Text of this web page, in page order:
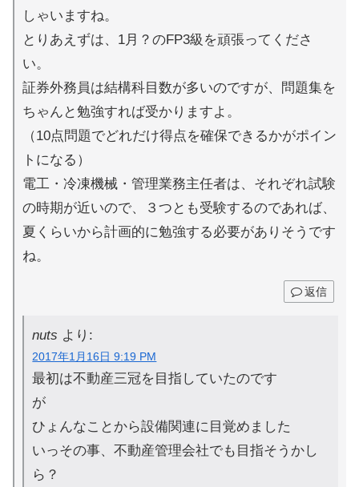
しゃいますね。
とりあえずは、1月？のFP3級を頑張ってくださ
い。
証券外務員は結構科目数が多いのですが、問題集を
ちゃんと勉強すれば受かりますよ。
（10点問題でどれだけ得点を確保できるかがポイン
トになる）
電工・冷凍機械・管理業務主任者は、それぞれ試験
の時期が近いので、３つとも受験するのであれば、
夏くらいから計画的に勉強する必要がありそうです
ね。
返信
nuts より:
2017年1月16日 9:19 PM
最初は不動産三冠を目指していたのです
が
ひょんなことから設備関連に目覚めました
いっその事、不動産管理会社でも目指そうかし
ら？